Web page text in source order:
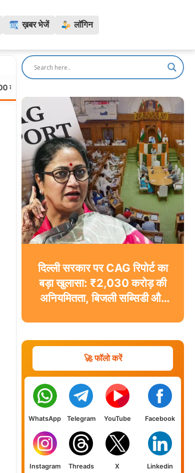
ख़बर भेजें लॉगिन
दिल्ली/NCR:
दिल्ली सरकार पर CAG रिपोर्ट का
बड़ा खुलासा: ₹2,030 करोड़ की
अनियमितता, बिजली सब्सिडी और
🚀 फॉलो करें
WhatsApp Telegram YouTube Facebook
Instagram Threads X Linkedin